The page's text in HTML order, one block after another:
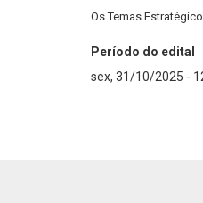
Os Temas
Período do edital
sex, 31/10/2025 -